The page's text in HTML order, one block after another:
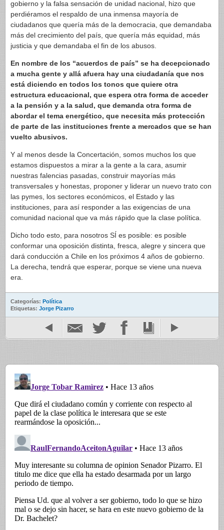
gobierno y la falsa sensación de unidad nacional, hizo que
perdiéramos el respaldo de una inmensa mayoría de
ciudadanos que quería más de la democracia, que demandaba
más del crecimiento del país, que quería más equidad, más
justicia y que demandaba el fin de los abusos.
En nombre de los “acuerdos de país” se ha decepcionado
a mucha gente y allá afuera hay una ciudadanía que nos
está diciendo en todos los tonos que quiere otra
estructura educacional, que espera otra forma de acceder
a la pensión y a la salud, que demanda otra forma de
abordar el tema energético, que necesita más protección
de parte de las instituciones frente a mercados que se han
vuelto abusivos.
Y al menos desde la Concertación, somos muchos los que
estamos dispuestos a mirar a la gente a la cara, asumir
nuestras falencias pasadas, construir mayorías más
transversales y honestas, proponer y liderar un nuevo trato con
las pymes, los sectores económicos, el Estado y las
instituciones, para así responder a las exigencias de una
comunidad nacional que va más rápido que la clase política.
Dicho todo esto, para nosotros SÍ es posible: es posible
conformar una oposición distinta, fresca, alegre y sincera que
dará conducción a Chile en los próximos 4 años de gobierno.
La derecha, tendrá que esperar, porque se viene una nueva
era.
Categorías: Política
Etiquetas: Jorge Pizarro